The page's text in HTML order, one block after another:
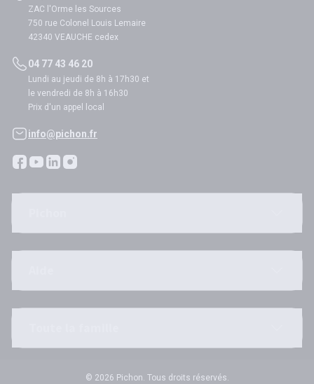
ZAC l'Orme les Sources
750 rue Colonel Louis Lemaire
42340 VEAUCHE cedex
04 77 43 46 20
Lundi au jeudi de 8h à 17h30 et
le vendredi de 8h à 16h30
Prix d'un appel local
info@pichon.fr
© 2026 Pichon. Tous droits réservés.